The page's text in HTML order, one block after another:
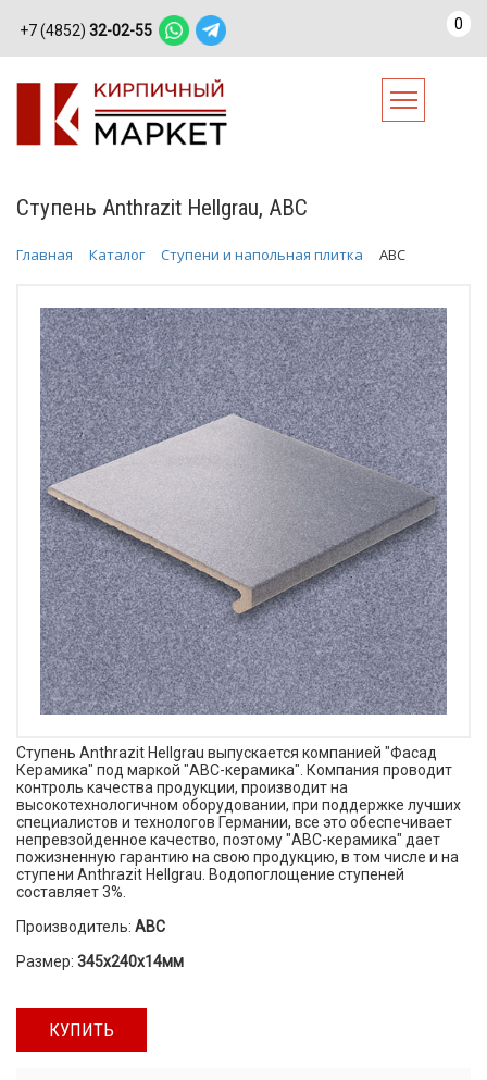
+7 (4852) 32-02-55 0
Ступень Anthrazit Hellgrau, АВС
Главная Каталог Ступени и напольная плитка АВС
Ступень Anthrazit Hellgrau выпускается компанией "Фасад
Керамика" под маркой "АВС-керамика". Компания проводит
контроль качества продукции, производит на
высокотехнологичном оборудовании, при поддержке лучших
специалистов и технологов Германии, все это обеспечивает
непревзойденное качество, поэтому "АВС-керамика" дает
пожизненную гарантию на свою продукцию, в том числе и на
ступени Anthrazit Hellgrau. Водопоглощение ступеней
составляет 3%.
Производитель: ABC
Размер: 345х240х14мм
КУПИТЬ